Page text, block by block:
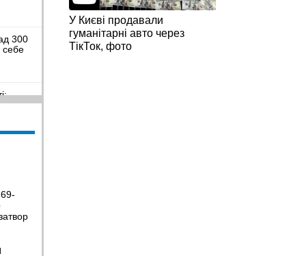
300
себе
та
щоб
У Києві продавали
гуманітарні авто через
ТікТок, фото